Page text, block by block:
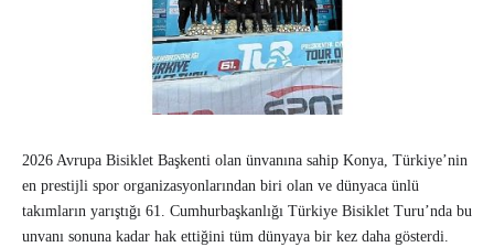
2026 Avrupa Bisiklet Başkenti olan ünvanına sahip Konya, Türkiye’nin
en prestijli spor organizasyonlarından biri olan ve dünyaca ünlü
takımların yarıştığı 61. Cumhurbaşkanlığı Türkiye Bisiklet Turu’nda bu
unvanı sonuna kadar hak ettiğini tüm dünyaya bir kez daha gösterdi.